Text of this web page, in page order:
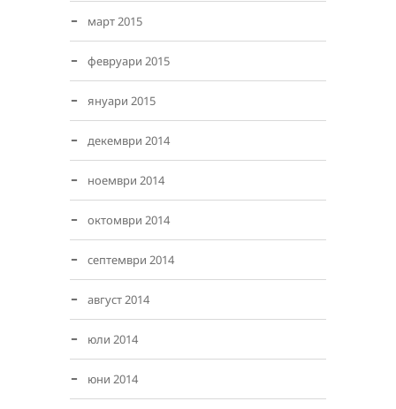
март 2015
февруари 2015
януари 2015
декември 2014
ноември 2014
октомври 2014
септември 2014
август 2014
юли 2014
юни 2014